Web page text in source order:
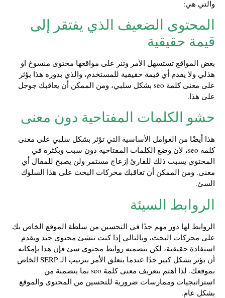
والتي هي:
المحتوى الضعيف الذي يفتقر إلى
قيمة حقيقية
بعض المواقع تستسهل الأمر وتنر على مواقعها محتوى منسوخ او
هذلي ولا يقدم أي قيمة حقيقية للمستخدم، والذي بدوره هذا يؤثر
على معنى كلمة seo بشكل سلبي، ومن الممكن أن يعاقبك جوجل
على هذا.
حشو الكلمات المفتاحية دون معنى
هذا أيضًا من العوامل الأساسية التي تؤثر بشكل سلبي على معنى
كلمة seo، لأن وضع الكلمات المفتاحية دون سبب وبكثرة في
المحتوى يسبب ذلك للقارئ إزعاج مستمر ولن يصبح للمقال أي
معنى. ومن الممكن أن تعاقبك محركات البحث على هذا السلوك
السئ.
الروابط السيئة
الروابط لها دور مهم جدًا في التحسين من سلطة الموقع الخاص بك
على محركات البحث، وبالتالي إذا كنت تنشئ محتوى جيد ويقدم
استفادة حقيقية، لكن يتضمنه روابط محتوى سئ فإن هذا بإمكانه
أن يؤثر بشكل كبير جدًا عندما يتعلق الأمر بترتيب الـ SERP الخاص
بموقعك. لذا اهتم بتعريف معنى كلمة seo بما يتضمنة من
استراتيجيات وممارسات ضرورية للتحسين من المحتوى والموقع
بشكل عام.